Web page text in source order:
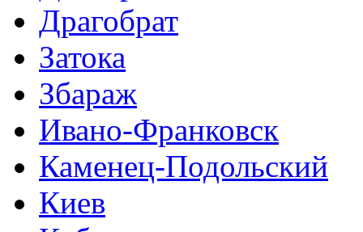
Драгобрат
Затока
Збараж
Ивано-Франковск
Каменец-Подольский
Киев